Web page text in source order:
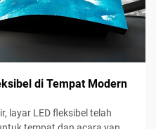
di Tempat Modern
layar LED fleksibel telah